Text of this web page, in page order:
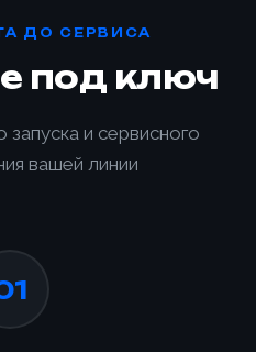
ДО СЕРВИСА
под ключ
запуска и сервисного
вашей линии